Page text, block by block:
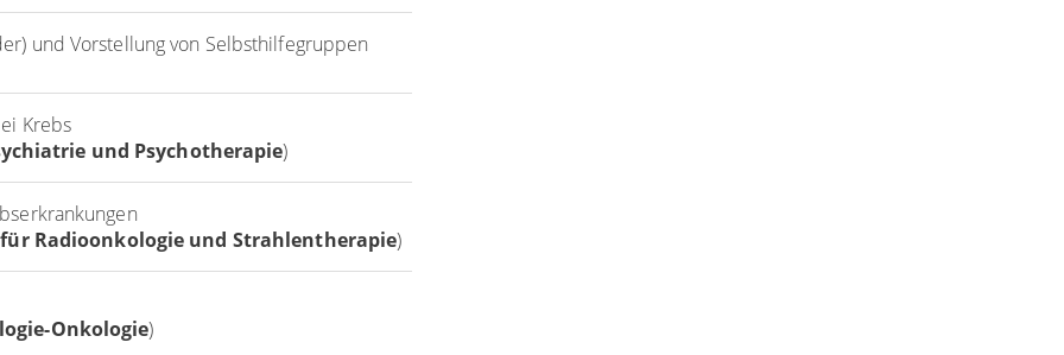
und Vorstellung von Selbsthilfegruppen
Krebs
und Psychotherapie)
Radioonkologie und Strahlentherapie)
Onkologie)